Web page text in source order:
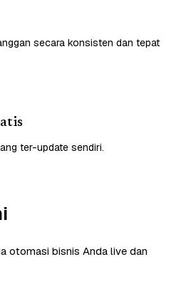
secara konsisten dan tepat
ter-update sendiri.
otomasi bisnis Anda live dan